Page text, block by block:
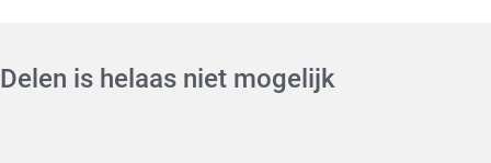
Delen is helaas niet mogelijk